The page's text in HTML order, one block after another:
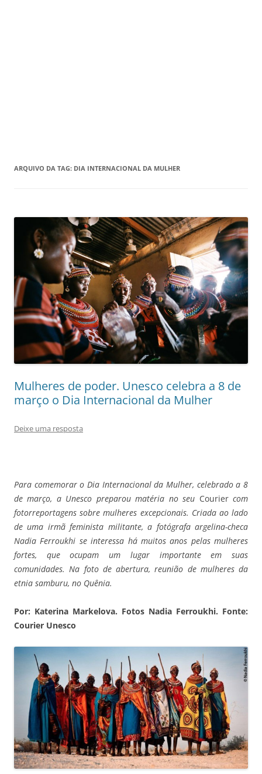
ARQUIVO DA TAG: DIA INTERNACIONAL DA MULHER
Mulheres de poder. Unesco celebra a 8 de
março o Dia Internacional da Mulher
Deixe uma resposta
Para comemorar o Dia Internacional da Mulher, celebrado a 8
de março, a Unesco preparou matéria no seu Couriercom
fotorreportagens sobre mulheres excepcionais. Criada ao lado
de uma irmã feminista militante, a fotógrafa argelina-checa
Nadia Ferroukhi se interessa há muitos anos pelas mulheres
fortes, que ocupam um lugar importante em suas
comunidades. Na foto de abertura, reunião de mulheres da
etnia samburu, no Quênia.
Por: Katerina Markelova. Fotos Nadia Ferroukhi. Fonte:
Courier Unesco